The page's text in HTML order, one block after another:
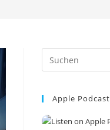
Apple Podcast